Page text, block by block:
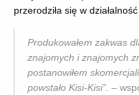
przerodziła się w
Produkowałem zakwas
znajomych i znajomych
postanowiłem
powstało Kisi-Kisi”. –